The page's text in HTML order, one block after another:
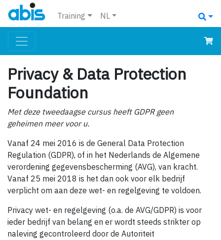
Training NL
Privacy & Data Protection
Foundation
Met deze tweedaagse cursus heeft GDPR geen
geheimen meer voor u.
Vanaf 24 mei 2016 is de General Data Protection
Regulation (GDPR), of in het Nederlands de Algemene
verordening gegevensbescherming (AVG), van kracht.
Vanaf 25 mei 2018 is het dan ook voor elk bedrijf
verplicht om aan deze wet- en regelgeving te voldoen.
Privacy wet- en regelgeving (o.a. de AVG/GDPR) is voor
ieder bedrijf van belang en er wordt steeds strikter op
naleving gecontroleerd door de Autoriteit